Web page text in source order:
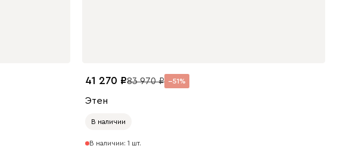
41 270 83 970 51
Этен
В наличии
В наличии: 1 шт.